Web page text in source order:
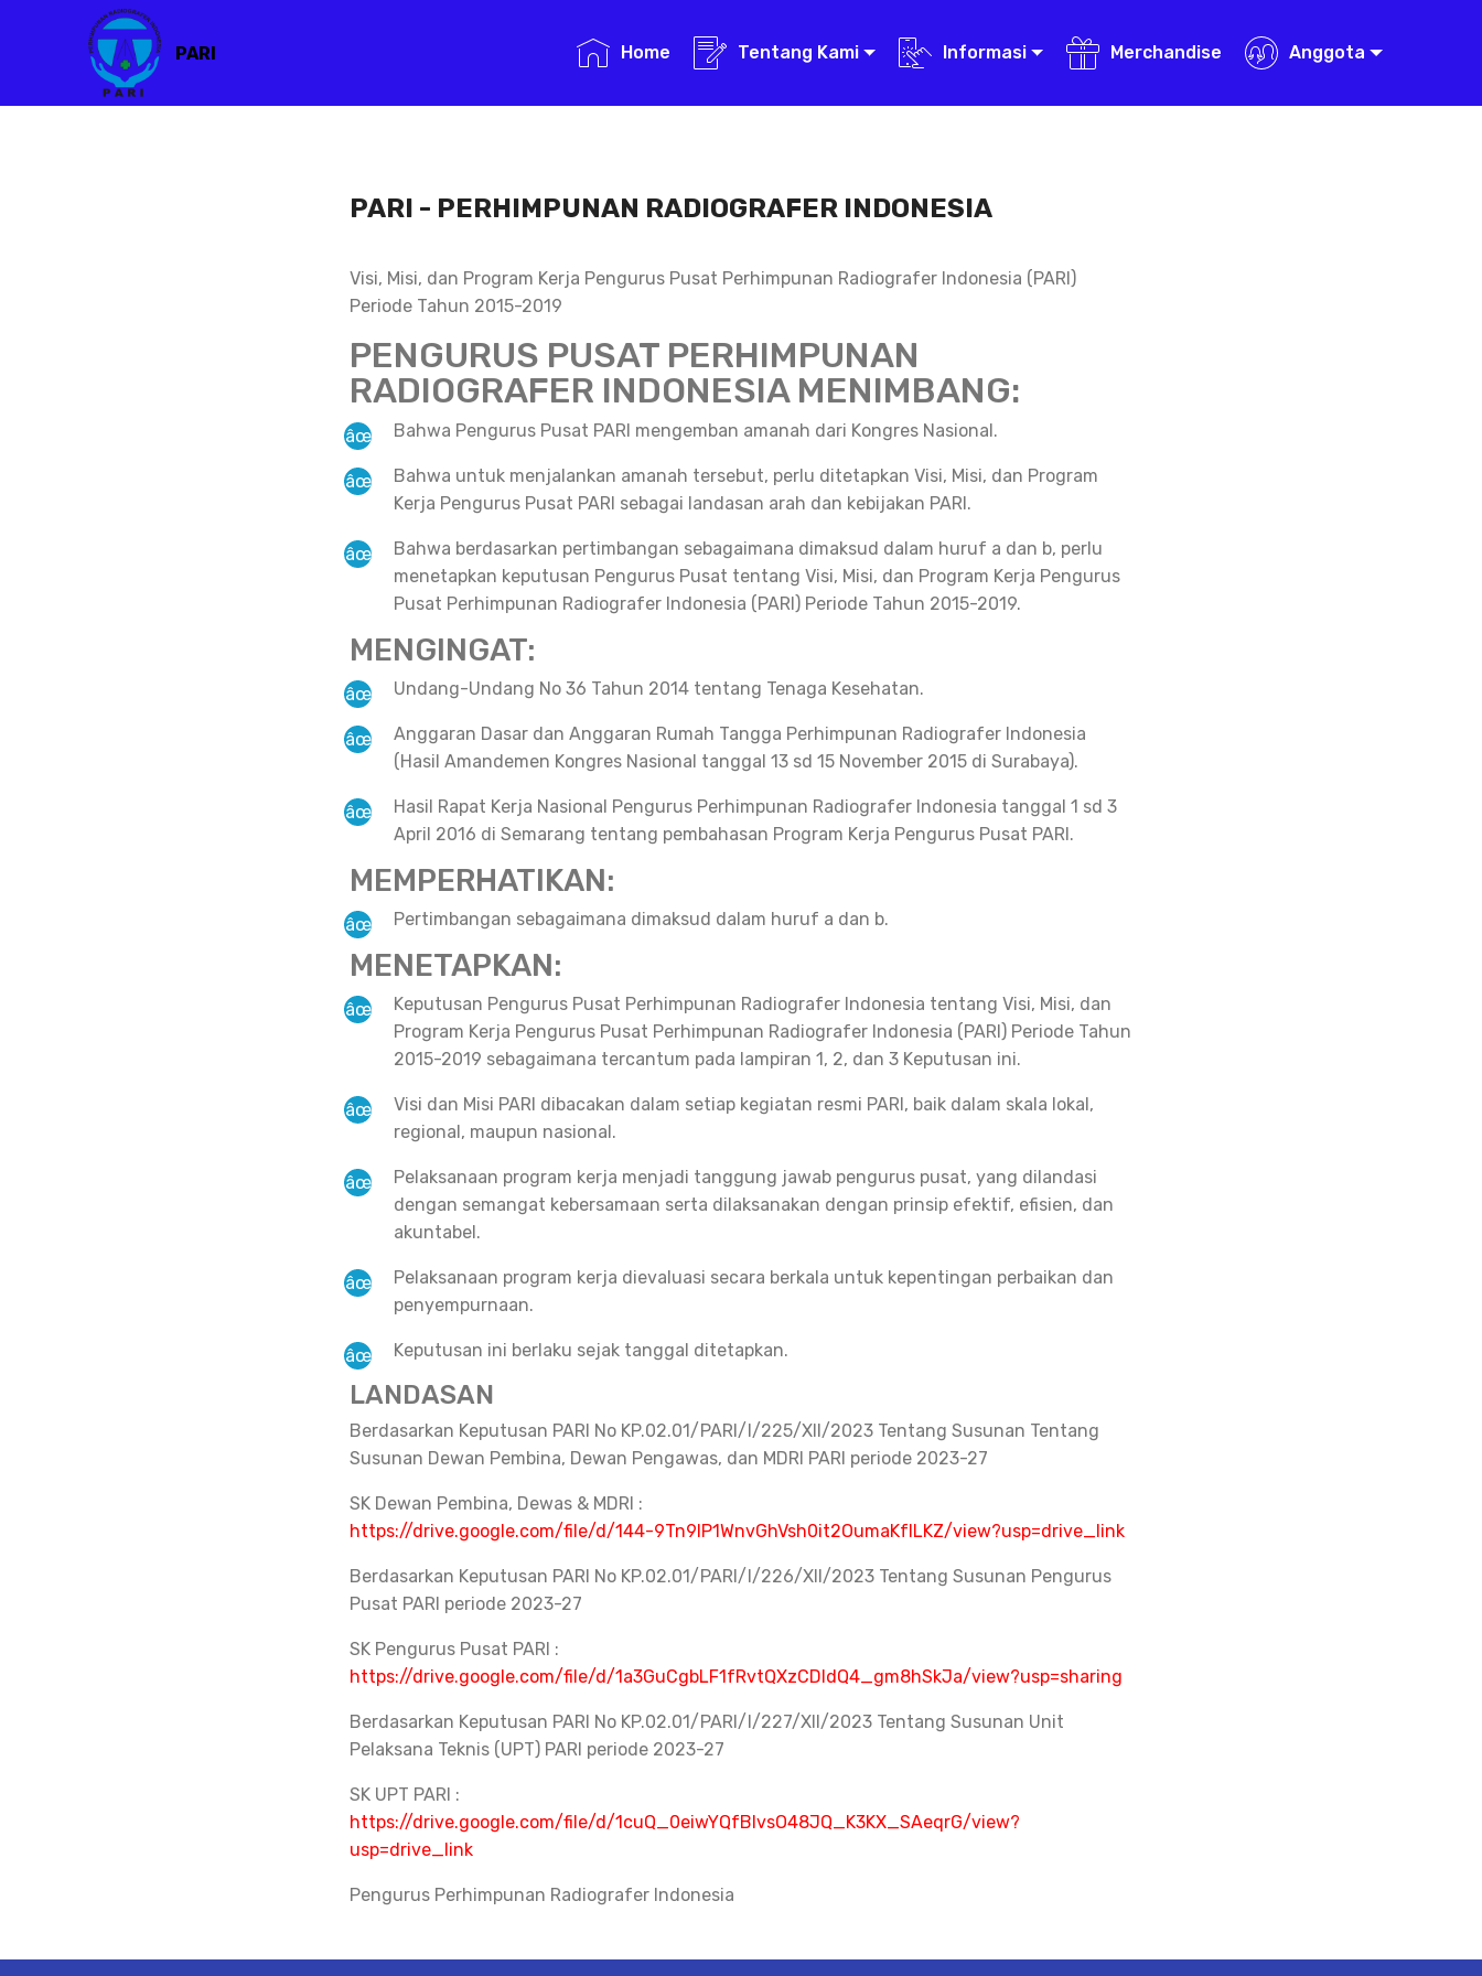
PARI Home Tentang Kami Informasi Merchandise Anggota
PARI - PERHIMPUNAN RADIOGRAFER INDONESIA
Visi, Misi, dan Program Kerja Pengurus Pusat Perhimpunan Radiografer Indonesia (PARI)
Periode Tahun 2015-2019
PENGURUS PUSAT PERHIMPUNAN
RADIOGRAFER INDONESIA MENIMBANG:
Bahwa Pengurus Pusat PARI mengemban amanah dari Kongres Nasional.
Bahwa untuk menjalankan amanah tersebut, perlu ditetapkan Visi, Misi, dan Program
Kerja Pengurus Pusat PARI sebagai landasan arah dan kebijakan PARI.
Bahwa berdasarkan pertimbangan sebagaimana dimaksud dalam huruf a dan b, perlu
menetapkan keputusan Pengurus Pusat tentang Visi, Misi, dan Program Kerja Pengurus
Pusat Perhimpunan Radiografer Indonesia (PARI) Periode Tahun 2015-2019.
MENGINGAT:
Undang-Undang No 36 Tahun 2014 tentang Tenaga Kesehatan.
Anggaran Dasar dan Anggaran Rumah Tangga Perhimpunan Radiografer Indonesia
(Hasil Amandemen Kongres Nasional tanggal 13 sd 15 November 2015 di Surabaya).
Hasil Rapat Kerja Nasional Pengurus Perhimpunan Radiografer Indonesia tanggal 1 sd 3
April 2016 di Semarang tentang pembahasan Program Kerja Pengurus Pusat PARI.
MEMPERHATIKAN:
Pertimbangan sebagaimana dimaksud dalam huruf a dan b.
MENETAPKAN:
Keputusan Pengurus Pusat Perhimpunan Radiografer Indonesia tentang Visi, Misi, dan
Program Kerja Pengurus Pusat Perhimpunan Radiografer Indonesia (PARI) Periode Tahun
2015-2019 sebagaimana tercantum pada lampiran 1, 2, dan 3 Keputusan ini.
Visi dan Misi PARI dibacakan dalam setiap kegiatan resmi PARI, baik dalam skala lokal,
regional, maupun nasional.
Pelaksanaan program kerja menjadi tanggung jawab pengurus pusat, yang dilandasi
dengan semangat kebersamaan serta dilaksanakan dengan prinsip efektif, efisien, dan
akuntabel.
Pelaksanaan program kerja dievaluasi secara berkala untuk kepentingan perbaikan dan
penyempurnaan.
Keputusan ini berlaku sejak tanggal ditetapkan.
LANDASAN
Berdasarkan Keputusan PARI No KP.02.01/PARI/I/225/XII/2023 Tentang Susunan Tentang
Susunan Dewan Pembina, Dewan Pengawas, dan MDRI PARI periode 2023-27
SK Dewan Pembina, Dewas & MDRI :
https://drive.google.com/file/d/144-9Tn9IP1WnvGhVsh0it2OumaKfILKZ/view?usp=drive_link
Berdasarkan Keputusan PARI No KP.02.01/PARI/I/226/XII/2023 Tentang Susunan Pengurus
Pusat PARI periode 2023-27
SK Pengurus Pusat PARI :
https://drive.google.com/file/d/1a3GuCgbLF1fRvtQXzCDldQ4_gm8hSkJa/view?usp=sharing
Berdasarkan Keputusan PARI No KP.02.01/PARI/I/227/XII/2023 Tentang Susunan Unit
Pelaksana Teknis (UPT) PARI periode 2023-27
SK UPT PARI :
https://drive.google.com/file/d/1cuQ_0eiwYQfBlvsO48JQ_K3KX_SAeqrG/view?
usp=drive_link
Pengurus Perhimpunan Radiografer Indonesia